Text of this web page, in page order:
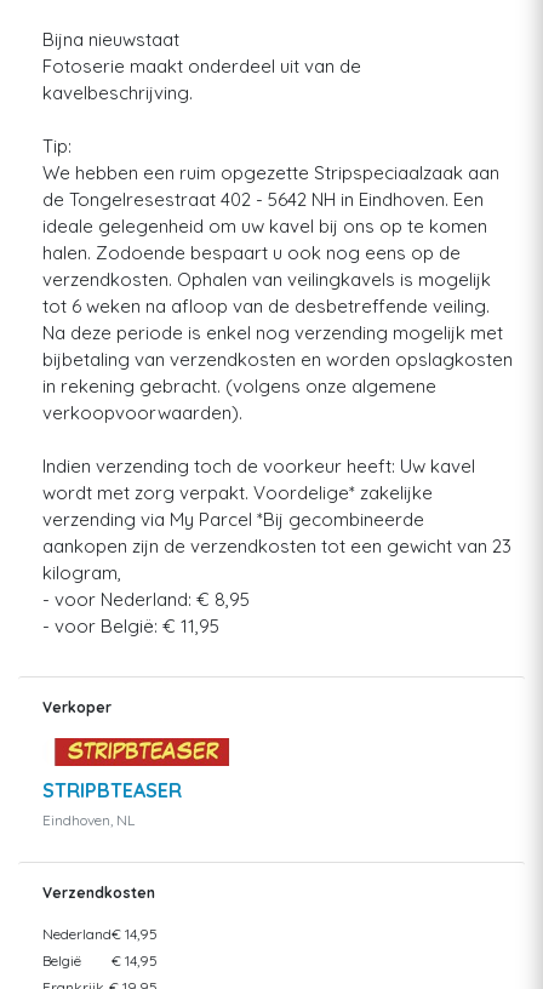
Bijna nieuwstaat
Fotoserie maakt onderdeel uit van de
kavelbeschrijving.
Tip:
We hebben een ruim opgezette Stripspeciaalzaak aan
de Tongelresestraat 402 - 5642 NH in Eindhoven. Een
ideale gelegenheid om uw kavel bij ons op te komen
halen. Zodoende bespaart u ook nog eens op de
verzendkosten. Ophalen van veilingkavels is mogelijk
tot 6 weken na afloop van de desbetreffende veiling.
Na deze periode is enkel nog verzending mogelijk met
bijbetaling van verzendkosten en worden opslagkosten
in rekening gebracht. (volgens onze algemene
verkoopvoorwaarden).
Indien verzending toch de voorkeur heeft: Uw kavel
wordt met zorg verpakt. Voordelige* zakelijke
verzending via My Parcel *Bij gecombineerde
aankopen zijn de verzendkosten tot een gewicht van 23
kilogram,
- voor Nederland: € 8,95
- voor België: € 11,95
Verkoper
STRIPBTEASER
Eindhoven, NL
Verzendkosten
Nederland€ 14,95
België
€ 14,95